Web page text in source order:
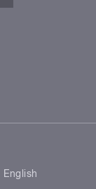
English